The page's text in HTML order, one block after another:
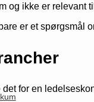
og ikke er relevant
er et spørgsmål
for en